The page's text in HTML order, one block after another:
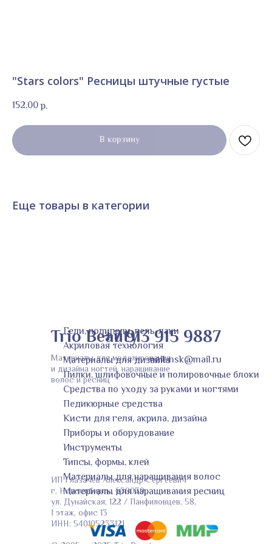
"Stars colors" Ресницы штучные густые
152,00р.
В корзину
Еще товары в категории
+7 913 915 9887
ИП Глазачев Александр Сергеевич
г. Новосибирск, 630039,
ул. Дунайская, 122 / Панфиловцев, 58,
1 этаж, офис 13
ИНН: 540105233121
Гели, полигели, гель-лаки
Акриловая технология
Материалы для дизайна
Пилки, шлифовочные и полировочные блоки
Средства по уходу за руками и ногтями
Педикюрные средства
Кисти для геля, акрила, дизайна
Приборы и оборудование
Инструменты
Типсы, формы, клей
Материалы для наращивания волос
Материалы для наращивания ресниц
Материалы для моделирования
и дизайна ногтей, наращивание
волос и ресниц
Trio Beauty
nail-nsk@mail.ru